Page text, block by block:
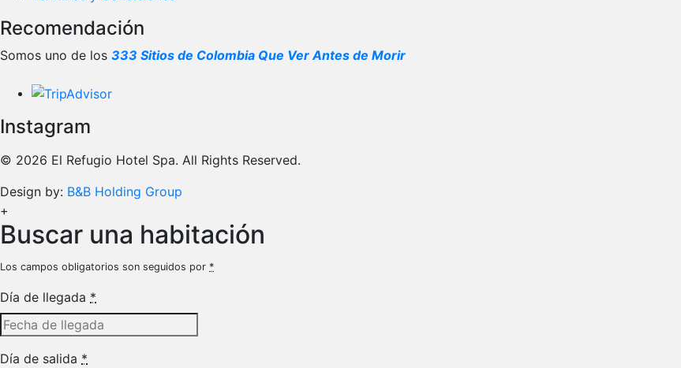
Recomendación
Somos uno de los 333 Sitios de Colombia Que Ver Antes de Morir
Instagram
© 2026 El Refugio Hotel Spa. All Rights Reserved.
Design by: B&B Holding Group
+
Buscar una habitación
Los campos obligatorios son seguidos por *
Día de llegada *
Día de salida *